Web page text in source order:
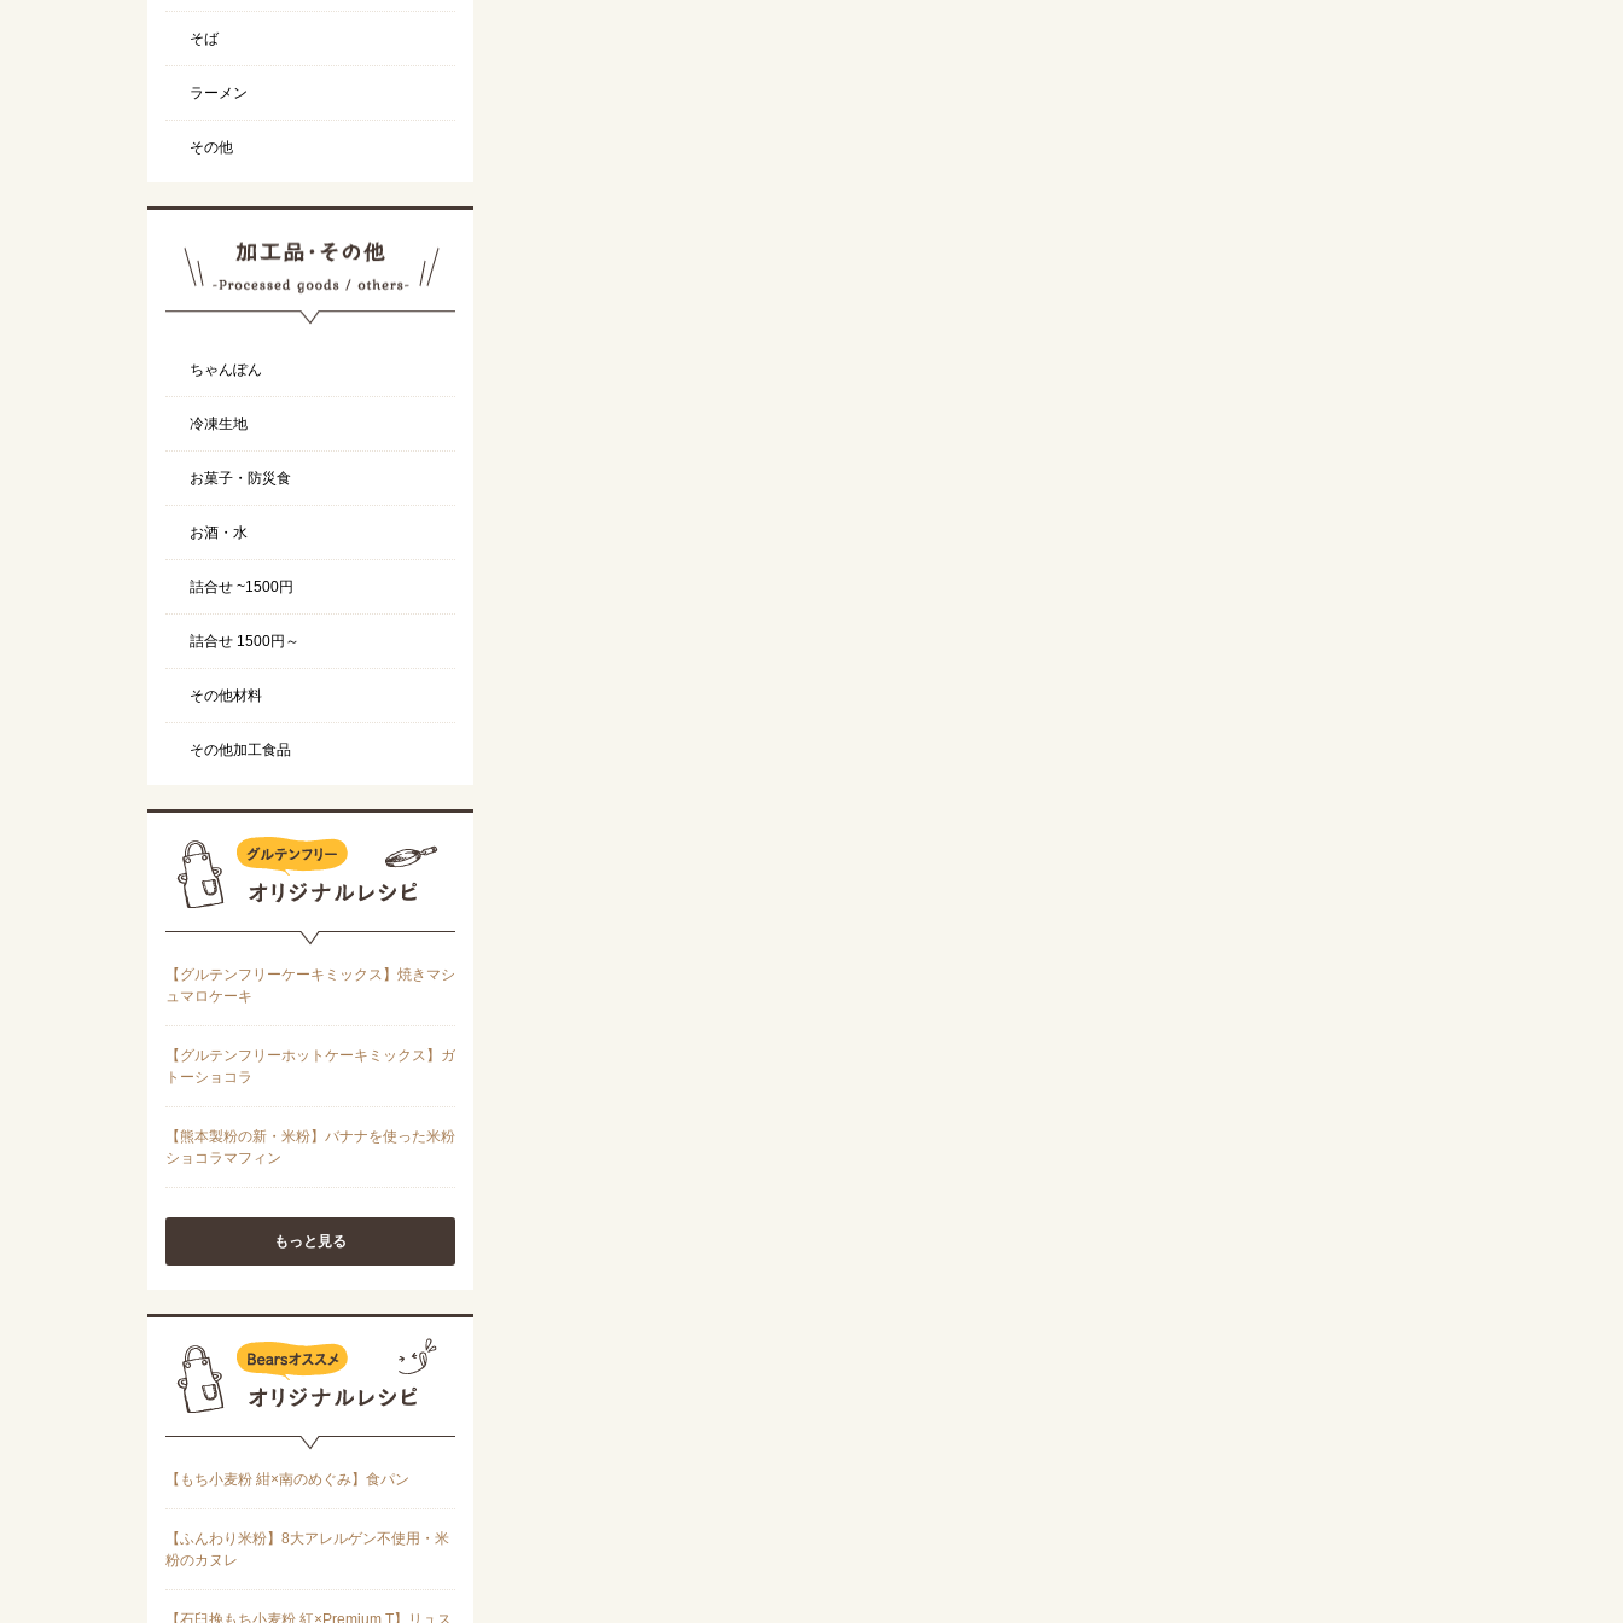
そば
ラーメン
その他
ちゃんぽん
冷凍生地
お菓子・防災食
お酒・水
詰合せ ~1500円
詰合せ 1500円～
その他材料
その他加工食品
もっと見る